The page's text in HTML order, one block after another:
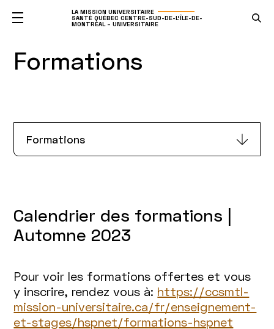
LA MISSION UNIVERSITAIRE
SANTÉ QUÉBEC CENTRE-SUD-DE-L'ÎLE-DE-
MONTRÉAL – UNIVERSITAIRE
Formations
Formations
Calendrier des formations |
Automne 2023
Pour voir les formations offertes et vous
y inscrire, rendez vous à: https://ccsmtl-
mission-universitaire.ca/fr/enseignement-
et-stages/hspnet/formations-hspnet